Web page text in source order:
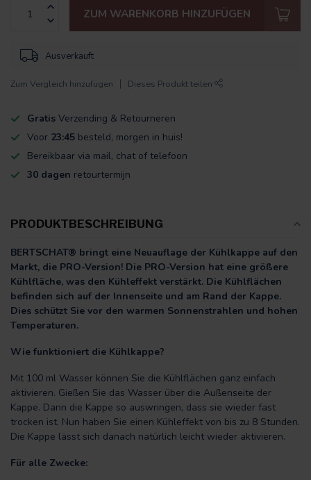
ZUM WARENKORB HINZUFÜGEN
Ausverkauft
Zum Vergleich hinzufügen Dieses Produkt teilen
Gratis Verzending & Retourneren
Voor 23:45 besteld, morgen in huis!
Bereikbaar via mail, chat of telefoon
30 dagen retourtermijn
PRODUKTBESCHREIBUNG
BERTSCHAT® bringt eine Neuauflage der Kühlkappe auf den
Markt, die PRO-Version! Die PRO-Version hat eine größere
Kühlfläche, was den Kühleffekt verstärkt. Die Kühlflächen
befinden sich auf der Innenseite und am Rand der Kappe.
Dies schützt Sie vor den warmen Sonnenstrahlen und hohen
Temperaturen.
Wie funktioniert die Kühlkappe?
Mit 100 ml Wasser können Sie die Kühlflächen ganz einfach
aktivieren. Gießen Sie das Wasser über die Außenseite der
Kappe. Dann die Kappe so auswringen, dass sie wieder fast
trocken ist. Nun haben Sie einen Kühleffekt von bis zu 8 Stunden.
Die Kappe lässt sich danach natürlich leicht wieder aktivieren.
Für alle Zwecke: